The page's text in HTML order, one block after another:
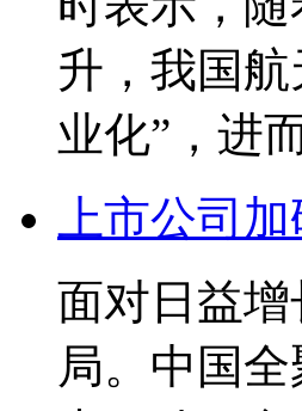
升，我国
业化”，进
上市公司
面对日益
局。中国